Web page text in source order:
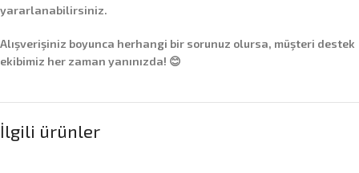
yararlanabilirsiniz.
Alışverişiniz boyunca herhangi bir sorunuz olursa, müşteri destek
ekibimiz her zaman yanınızda! 😊
İlgili ürünler